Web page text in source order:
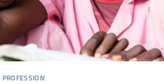
profession